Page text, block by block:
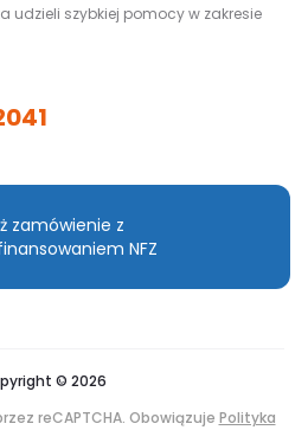
udzieli szybkiej pomocy w zakresie
zamówienie z
NFZ
© 2026
reCAPTCHA. Obowiązuje Polityka